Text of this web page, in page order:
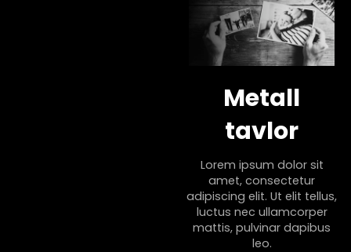
Metall
tavlor
Lorem ipsum dolor sit
amet, consectetur
adipiscing elit. Ut elit tellus,
luctus nec ullamcorper
mattis, pulvinar dapibus
leo.